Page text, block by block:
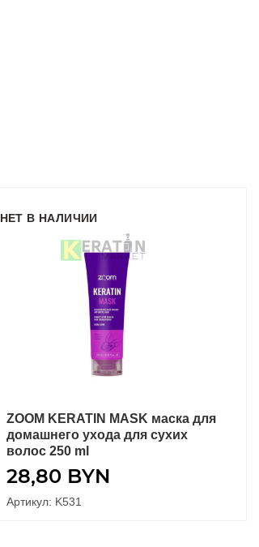
НЕТ В НАЛИЧИИ
ПОДРОБНЕЕ
ZOOM KERATIN MASK маска для
домашнего ухода для сухих
волос 250 ml
28,80 BYN
Артикул: K531